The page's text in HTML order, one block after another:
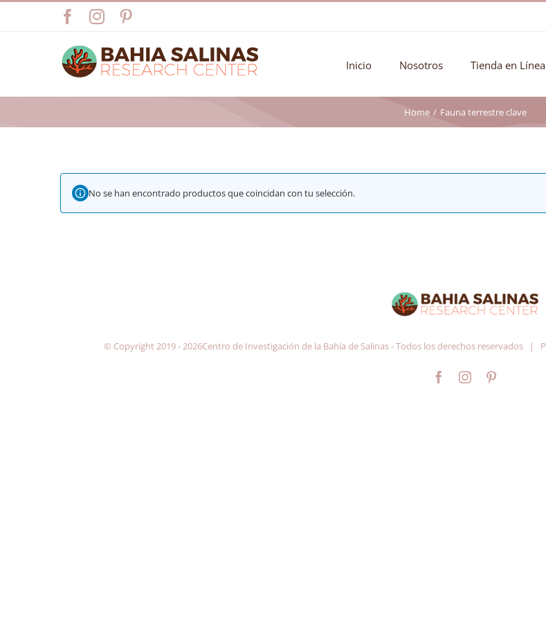
Facebook
Instagram
Inicio Nosotros Tienda en Línea
Home Fauna terrestre clave
No se han encontrado productos que coincidan con tu selección.
© Copyright 2019 -2026Centro de Investigación de la Bahía de Salinas - Todos los derechos reservados |
FacebookInstagram